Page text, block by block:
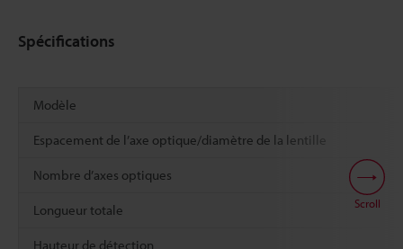
Spécifications
Modèle
Espacement de l’axe optique/diamètre de la lentille
Nombre d’axes optiques
Longueur totale
Hauteur de détection
Scroll